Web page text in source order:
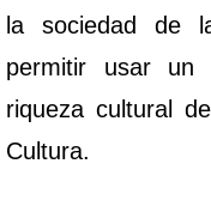
la sociedad de
permitir usar un
riqueza cultural
Cultura.